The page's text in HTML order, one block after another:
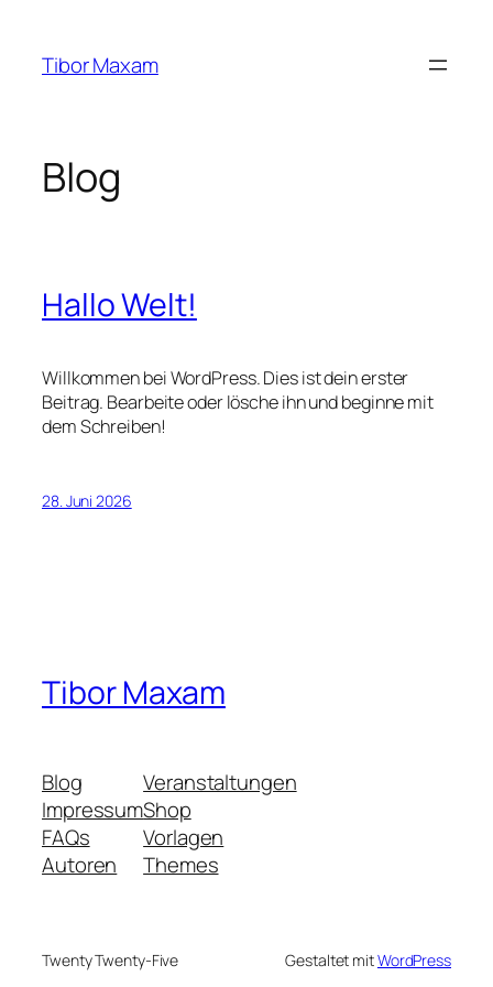
springen
Tibor Maxam
Blog
Hallo Welt!
Willkommen bei WordPress. Dies ist dein erster
Beitrag. Bearbeite oder lösche ihn und beginne mit
dem Schreiben!
28. Juni 2026
Tibor Maxam
Blog
Impressum
FAQs
Autoren
Veranstaltungen
Shop
Vorlagen
Themes
Twenty Twenty-Five Gestaltet mitWordPress